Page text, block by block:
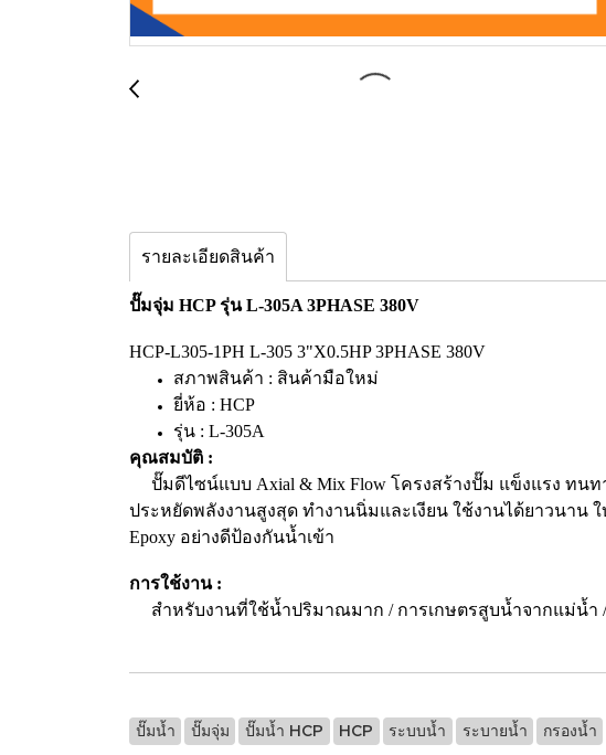
รายละเอียดสินค้า
ปั๊มจุ่ม HCP รุ่น L-305A 3PHASE 380V
HCP-L305-1PH L-305 3"X0.5HP 3PHASE 380V
สภาพสินค้า : สินค้ามือใหม่
ยี่ห้อ : HCP
รุ่น : L-305A
คุณสมบัติ :
ปั๊มดีไซน์แบบ Axial & Mix Flow โครงสร้างปั๊ม แข็งแรง ทนท
ประหยัดพลังงานสูงสุด ทำงานนิ่มและเงียน ใช้งานได้ยาวนาน
Epoxy อย่างดีป้องกันน้ำเข้า
การใช้งาน :
สำหรับงานที่ใช้น้ำปริมาณมาก / การเกษตรสูบน้ำจากแม่น้ำ /
ปั๊มน้ำ ปั๊มจุ่ม ปั๊มน้ำ HCP HCP ระบบน้ำ ระบายน้ำ กรองน้ำ